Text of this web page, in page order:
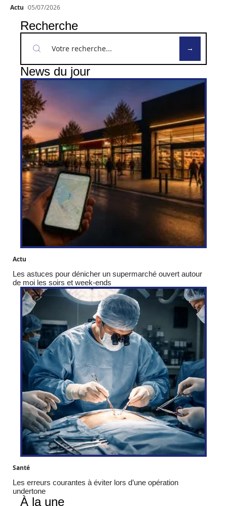
Actu 05/07/2026
Recherche
News du jour
Actu
Les astuces pour dénicher un supermarché ouvert autour
de moi les soirs et week-ends
Santé
Les erreurs courantes à éviter lors d’une opération
undertone
À la une